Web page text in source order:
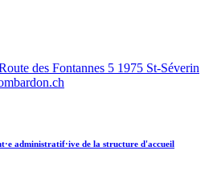
des Fontannes 5 1975 St-Séverin
administratif·ive de la structure d'accueil